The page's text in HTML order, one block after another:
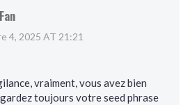
4, 2025 AT 21:21
vraiment, vous avez bien
toujours votre seed phrase